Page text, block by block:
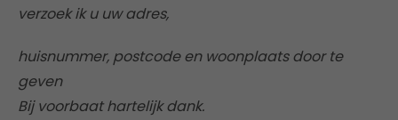
verzoek ik u uw adres,
huisnummer, postcode en woonplaats door te
geven
Bij voorbaat hartelijk dank.